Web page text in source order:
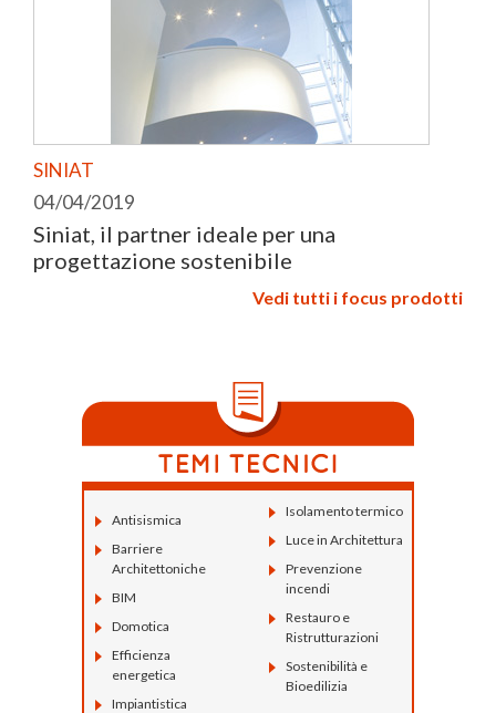
SINIAT
04/04/2019
Siniat, il partner ideale per una
progettazione sostenibile
Vedi tutti i focus prodotti
Antisismica
Barriere
Architettoniche
BIM
Domotica
Efficienza
energetica
Impiantistica
Isolamento termico
Luce in Architettura
Prevenzione
incendi
Restauro e
Ristrutturazioni
Sostenibilità e
Bioedilizia